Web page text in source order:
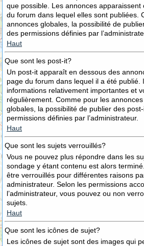
que possible. Les annonces
du forum dans lequel elles sont publiées.
annonces globales, la possibilité de
des permissions définies par
Haut
Que sont les post-it?
Un post-it apparaît en dessous des
page du forum dans lequel il a été publié.
informations relativement importantes et
régulièrement. Comme pour les
globales, la possibilité de publier des
permissions définies par l’administrateur.
Haut
Que sont les sujets verrouillés?
Vous ne pouvez plus répondre dans les
sondage y étant contenu est alors
être verrouillés pour différentes raisons
administrateur. Selon les permissions
l’administrateur, vous pouvez ou non
sujets.
Haut
Que sont les icônes de sujet?
Les icônes de sujet sont des images qui